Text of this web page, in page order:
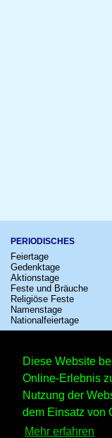
Diese Website
Online-Erlebnis
Nutzung der
dem Einsatz von
Mehr erfahren
PERIODISCHES
Feiertage
Gedenktage
Aktionstage
Feste und Bräuche
Religiöse Feste
Namenstage
Nationalfeiertage
Kinostarts
Festivals
Fußball
Comedy
Shows